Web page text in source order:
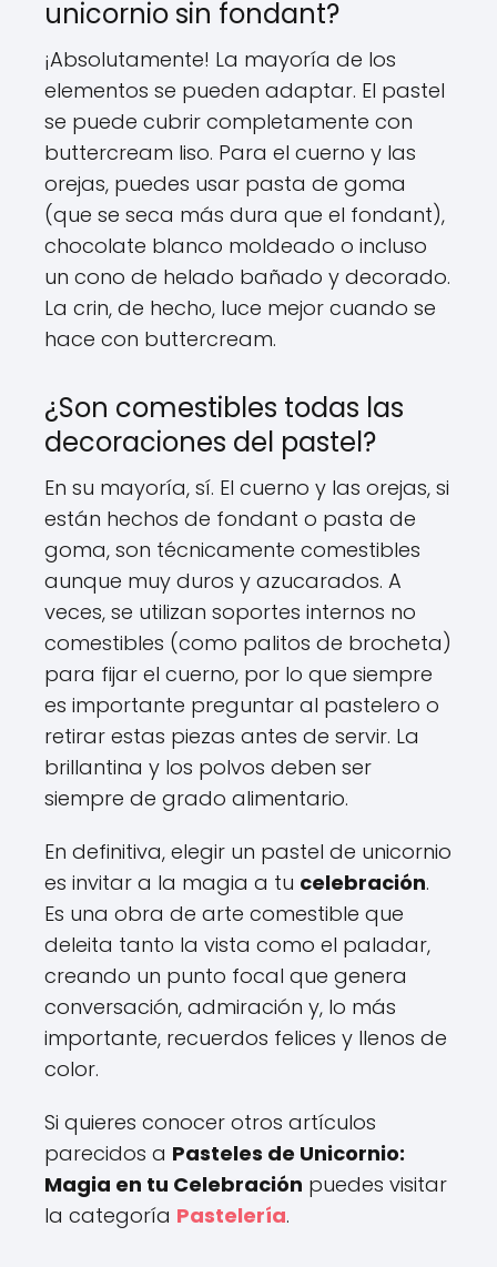
unicornio sin fondant?
¡Absolutamente! La mayoría de los
elementos se pueden adaptar. El pastel
se puede cubrir completamente con
buttercream liso. Para el cuerno y las
orejas, puedes usar pasta de goma
(que se seca más dura que el fondant),
chocolate blanco moldeado o incluso
un cono de helado bañado y decorado.
La crin, de hecho, luce mejor cuando se
hace con buttercream.
¿Son comestibles todas las
decoraciones del pastel?
En su mayoría, sí. El cuerno y las orejas, si
están hechos de fondant o pasta de
goma, son técnicamente comestibles
aunque muy duros y azucarados. A
veces, se utilizan soportes internos no
comestibles (como palitos de brocheta)
para fijar el cuerno, por lo que siempre
es importante preguntar al pastelero o
retirar estas piezas antes de servir. La
brillantina y los polvos deben ser
siempre de grado alimentario.
En definitiva, elegir un pastel de unicornio
es invitar a la magia a tu celebración.
Es una obra de arte comestible que
deleita tanto la vista como el paladar,
creando un punto focal que genera
conversación, admiración y, lo más
importante, recuerdos felices y llenos de
color.
Si quieres conocer otros artículos
parecidos a Pasteles de Unicornio:
Magia en tu Celebración puedes visitar
la categoría Pastelería.